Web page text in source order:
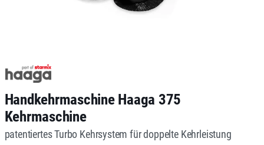
Handkehrmaschine Haaga 375
Kehrmaschine
patentiertes Turbo Kehrsystem für doppelte Kehrleistung